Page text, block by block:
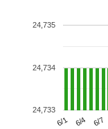
6/1 6/4 6/7
24,733
24,734
24,735